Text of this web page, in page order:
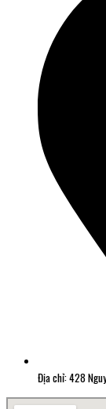
Địa chỉ: 428